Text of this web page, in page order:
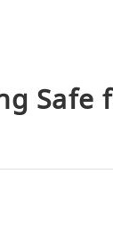
Safe